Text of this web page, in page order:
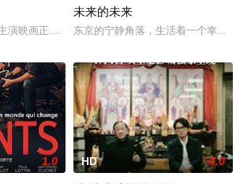
格，兩人漫步於靄靄白雪的村莊、或深或
演映画正式发布官方消息，广木隆一导演。影片改
未来的未来
东京的宁静角落，生活着一个幸福
1.0 HD 4.0